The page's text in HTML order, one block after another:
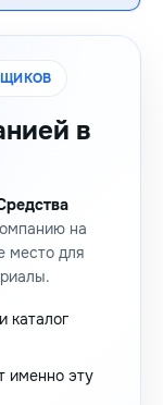
в
на
место для
каталог
именно эту